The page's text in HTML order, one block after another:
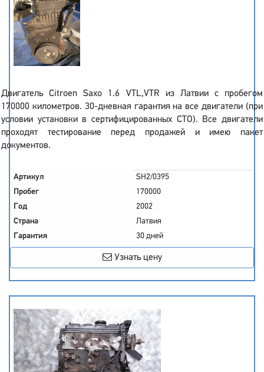
Двигатель Citroen Saxo 1.6 VTL,VTR из Латвии с пробегом
170000 километров. 30-дневная гарантия на все двигатели (при
условии установки в сертифицированных СТО). Все двигатели
проходят тестирование перед продажей и имею пакет
документов.
Артикул
SH2/0395
Пробег
170000
Год
2002
Страна
Латвия
Гарантия
30 дней
Узнать цену